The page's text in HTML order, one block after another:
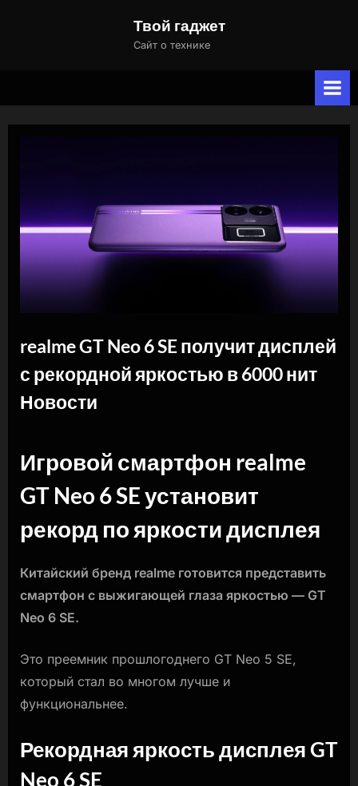
Твой гаджет
Сайт о технике
realme GT Neo 6 SE получит дисплей
с рекордной яркостью в 6000 нит
Новости
Игровой смартфон realme
GT Neo 6 SE установит
рекорд по яркости дисплея
Китайский бренд realme готовится представить
смартфон с выжигающей глаза яркостью — GT
Neo 6 SE.
Это преемник прошлогоднего GT Neo 5 SE,
который стал во многом лучше и
функциональнее.
Рекордная яркость дисплея GT
Neo 6 SE